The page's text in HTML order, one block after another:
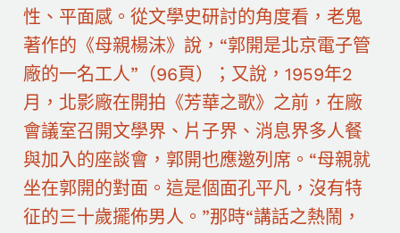
性、平面感。從文學史研討的角度看，老鬼
著作的《母親楊沫》說，“郭開是北京電子管
廠的一名工人”（96頁）；又說，1959年2
月，北影廠在開拍《芳華之歌》之前，在廠
會議室召開文學界、片子界、消息界多人餐
與加入的座談會，郭開也應邀列席。“母親就
坐在郭開的對面。這是個面孔平凡，沒有特
征的三十歲擺佈男人。”那時“講話之熱鬧，